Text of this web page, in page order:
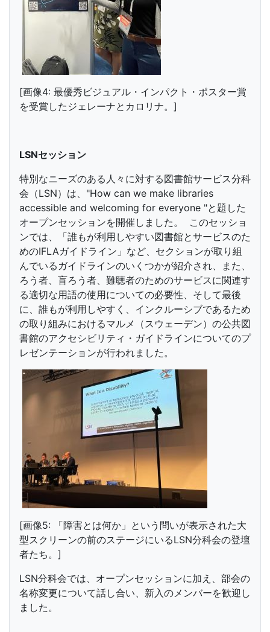
[画像4: 最優秀ビジュアル・インパクト・ポスター賞
を受賞したジェレーナとカロリナ。]
LSNセッション
特別なニーズのある人々に対する図書館サービス分科
会（LSN）は、"How can we make libraries
accessible and welcoming for everyone "と題した
オープンセッションを開催しました。 このセッショ
ンでは、「誰もが利用しやすい図書館とサービスのた
めのIFLAガイドライン」など、セクションが取り組
んでいるガイドラインのいくつかが紹介され、また、
ろう者、盲ろう者、難聴者のためのサービスに関連す
る適切な用語の使用についての必要性、そして最後
に、誰もが利用しやすく、インクルーシブであるため
の取り組みにおけるマルメ（スウェーデン）の公共図
書館のアクセシビリティ・ガイドラインについてのプ
レゼンテーションが行われました。
[画像5: 「障害とは何か」という問いが表示された大
型スクリーンの前のステージにいるLSN分科会の登壇
者たち。]
LSN分科会では、オープンセッションに加え、部会の
名称変更について話し合い、新入のメンバーを歓迎し
ました。